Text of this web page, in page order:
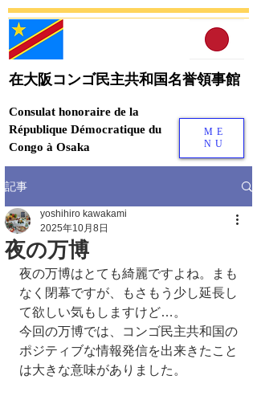
在大阪コンゴ民主共和国名誉領事館
Consulat honoraire de la
République Démocratique du
Congo à Osaka
ME
NU
記事
夜の万博
yoshihiro kawakami
2025年10月8日
夜の万博はとても綺麗ですよね。まも
なく閉幕ですが、もさもう少し延長し
て欲しい気もしますけど…。
今回の万博では、コンゴ民主共和国の
ポジティブな情報発信を出来きたこと
は大きな意味がありました。